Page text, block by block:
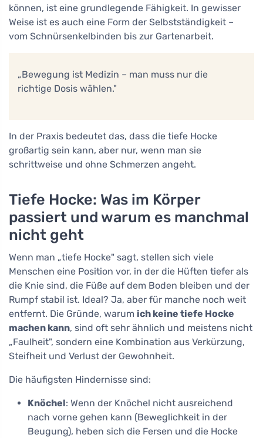
können, ist eine grundlegende Fähigkeit. In gewisser
Weise ist es auch eine Form der Selbstständigkeit –
vom Schnürsenkelbinden bis zur Gartenarbeit.
„Bewegung ist Medizin – man muss nur die
richtige Dosis wählen."
In der Praxis bedeutet das, dass die tiefe Hocke
großartig sein kann, aber nur, wenn man sie
schrittweise und ohne Schmerzen angeht.
Tiefe Hocke: Was im Körper
passiert und warum es manchmal
nicht geht
Wenn man „tiefe Hocke" sagt, stellen sich viele
Menschen eine Position vor, in der die Hüften tiefer als
die Knie sind, die Füße auf dem Boden bleiben und der
Rumpf stabil ist. Ideal? Ja, aber für manche noch weit
entfernt. Die Gründe, warum ich keine tiefe Hocke
machen kann, sind oft sehr ähnlich und meistens nicht
„Faulheit", sondern eine Kombination aus Verkürzung,
Steifheit und Verlust der Gewohnheit.
Die häufigsten Hindernisse sind:
Knöchel: Wenn der Knöchel nicht ausreichend
nach vorne gehen kann (Beweglichkeit in der
Beugung), heben sich die Fersen und die Hocke